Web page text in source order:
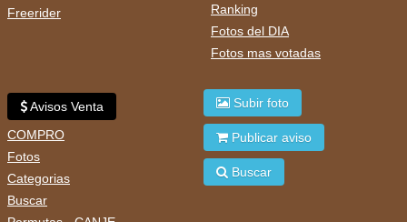
Freerider
Ranking
Fotos del DIA
Fotos mas votadas
Avisos Venta
COMPRO
Fotos
Categorias
Buscar
Subir foto
Publicar aviso
Buscar